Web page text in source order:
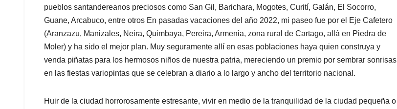
pueblos santandereanos preciosos como San Gil, Barichara, Mogotes, Curití, Galán, El Socorro,
Guane, Arcabuco, entre otros En pasadas vacaciones del año 2022, mi paseo fue por el Eje Cafetero
(Aranzazu, Manizales, Neira, Quimbaya, Pereira, Armenia, zona rural de Cartago, allá en Piedra de
Moler) y ha sido el mejor plan. Muy seguramente allí en esas poblaciones haya quien construya y
venda piñatas para los hermosos niños de nuestra patria, mereciendo un premio por sembrar sonrisas
en las fiestas variopintas que se celebran a diario a lo largo y ancho del territorio nacional.
Huir de la ciudad horrorosamente estresante, vivir en medio de la tranquilidad de la ciudad pequeña o